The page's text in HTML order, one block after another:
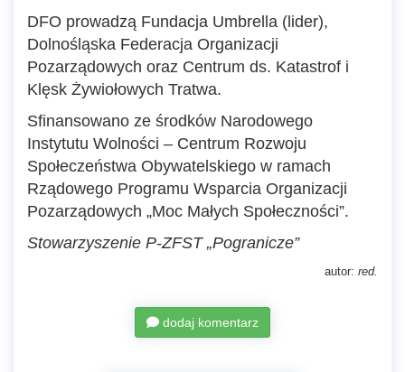
DFO prowadzą Fundacja Umbrella (lider),
Dolnośląska Federacja Organizacji
Pozarządowych oraz Centrum ds. Katastrof i
Klęsk Żywiołowych Tratwa.
Sfinansowano ze środków Narodowego
Instytutu Wolności – Centrum Rozwoju
Społeczeństwa Obywatelskiego w ramach
Rządowego Programu Wsparcia Organizacji
Pozarządowych „Moc Małych Społeczności”.
Stowarzyszenie P-ZFST „Pogranicze”
autor: red.
dodaj komentarz